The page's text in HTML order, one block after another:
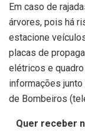
Em caso de
árvores, pois há
estacione
placas de
elétricos e
informações
de Bombeiros
Quer receber